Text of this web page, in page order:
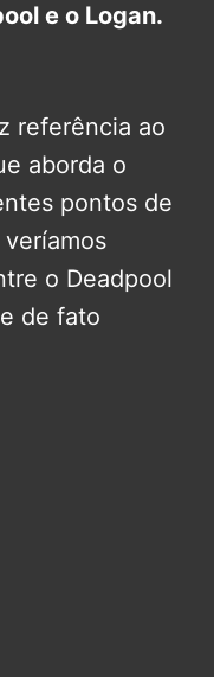
e o Logan.
referência ao
aborda o
pontos de
o Deadpool
de fato